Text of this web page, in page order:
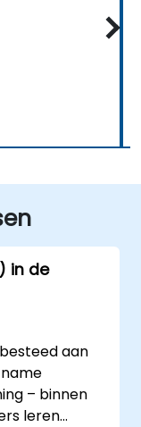
in de
aan
– binnen
leren